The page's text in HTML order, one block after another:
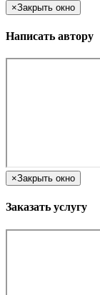
×Закрыть окно
Написать автору
×Закрыть окно
Заказать услугу